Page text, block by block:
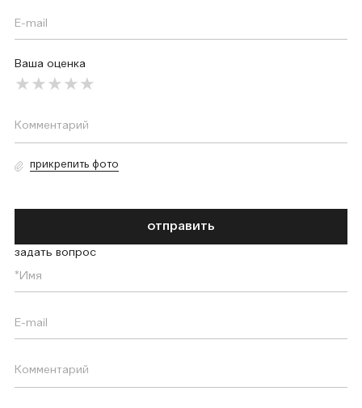
Ваша оценка
прикрепить фото
отправить
задать вопрос